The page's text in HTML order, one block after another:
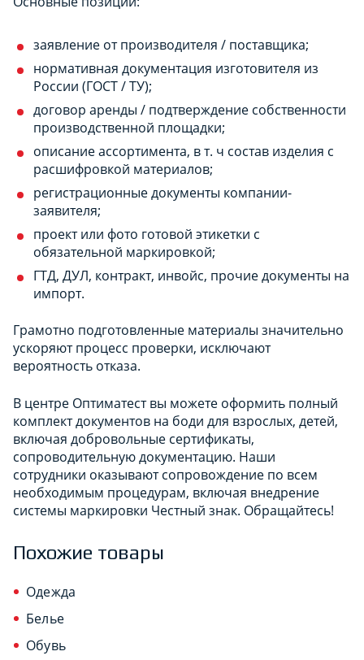
заявление от производителя / поставщика;
нормативная документация изготовителя из
России (ГОСТ / ТУ);
договор аренды / подтверждение собственности
производственной площадки;
описание ассортимента, в т. ч состав изделия с
расшифровкой материалов;
регистрационные документы компании-
заявителя;
проект или фото готовой этикетки с
обязательной маркировкой;
ГТД, ДУЛ, контракт, инвойс, прочие документы на
импорт.
Грамотно подготовленные материалы значительно
ускоряют процесс проверки, исключают
вероятность отказа.
В центре Оптиматест вы можете оформить полный
комплект документов на боди для взрослых, детей,
включая добровольные сертификаты,
сопроводительную документацию. Наши
сотрудники оказывают сопровождение по всем
необходимым процедурам, включая внедрение
системы маркировки Честный знак. Обращайтесь!
Похожие товары
Одежда
Белье
Обувь